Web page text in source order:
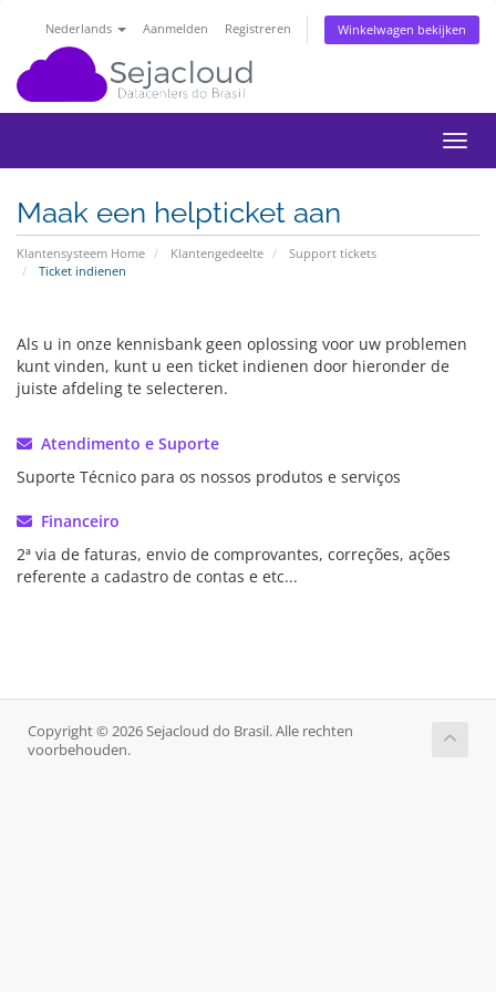
Nederlands Aanmelden Registreren Winkelwagen bekijken
Maak een helpticket aan
Klantensysteem Home Klantengedeelte
Support tickets
Ticket indienen
Als u in onze kennisbank geen oplossing voor uw problemen
kunt vinden, kunt u een ticket indienen door hieronder de
juiste afdeling te selecteren.
Atendimento e Suporte
Suporte Técnico para os nossos produtos e serviços
Financeiro
2ª via de faturas, envio de comprovantes, correções, ações
referente a cadastro de contas e etc...
Copyright © 2026 Sejacloud do Brasil. Alle rechten
voorbehouden.